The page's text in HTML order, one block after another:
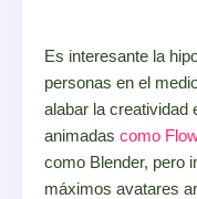
Es interesante la
personas en el
alabar la creatividad
animadas como Flow
como Blender, pero
máximos avatares